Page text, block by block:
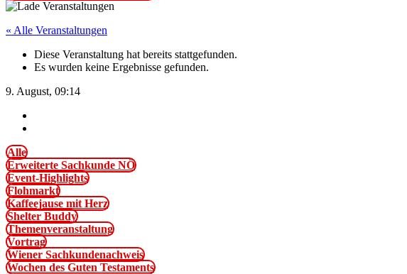
« Alle Veranstaltungen
Diese Veranstaltung hat bereits stattgefunden.
Es wurden keine Ergebnisse gefunden.
9. August, 09:14
Alle
Erweiterte Sachkunde NÖ
Event-Highlights
Flohmarkt
Kaffeejause mit Herz
Shelter Buddy
Themenveranstaltung
Vortrag
Wiener Sachkundenachweis
Wochen des Guten Testaments